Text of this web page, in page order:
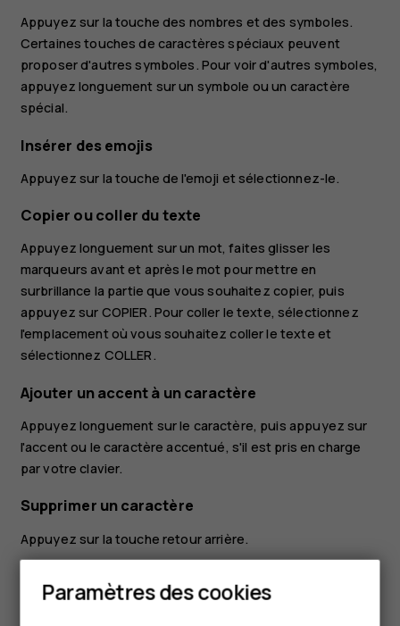
Smartphones
Appuyez sur la touche des nombres et des symboles.
Certaines touches de caractères spéciaux peuvent
proposer d'autres symboles. Pour voir d'autres symboles,
appuyez longuement sur un symbole ou un caractère
spécial.
Insérer des emojis
Appuyez sur la touche de l'emoji et sélectionnez-le.
Copier ou coller du texte
Appuyez longuement sur un mot, faites glisser les
marqueurs avant et après le mot pour mettre en
surbrillance la partie que vous souhaitez copier, puis
appuyez sur COPIER. Pour coller le texte, sélectionnez
l'emplacement où vous souhaitez coller le texte et
sélectionnez COLLER.
Ajouter un accent à un caractère
Appuyez longuement sur le caractère, puis appuyez sur
l'accent ou le caractère accentué, s'il est pris en charge
par votre clavier.
Supprimer un caractère
Appuyez sur la touche retour arrière.
Paramètres des cookies